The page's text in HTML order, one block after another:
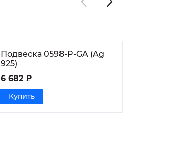
Подвеска 0598-P-GA (Ag
925)
6 682 ₽
Купить